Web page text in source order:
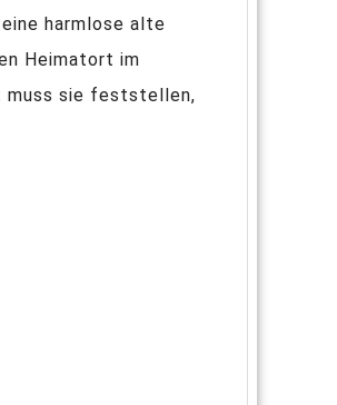
harmlose alte
Heimatort im
muss sie feststellen,